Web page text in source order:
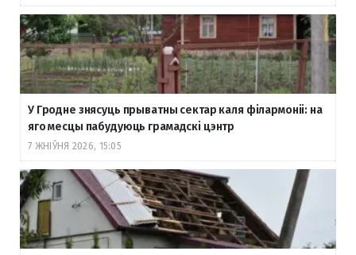
У Гродне знясуць прыватны сектар каля філармоніі: на
яго месцы пабудуюць грамадскі цэнтр
7 ЖНІЎНЯ 2026, 15:05